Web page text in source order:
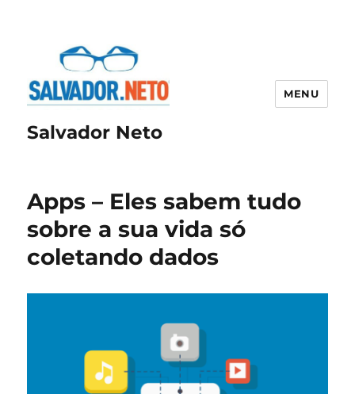
Salvador Neto
MENU
Apps – Eles sabem tudo
sobre a sua vida só
coletando dados